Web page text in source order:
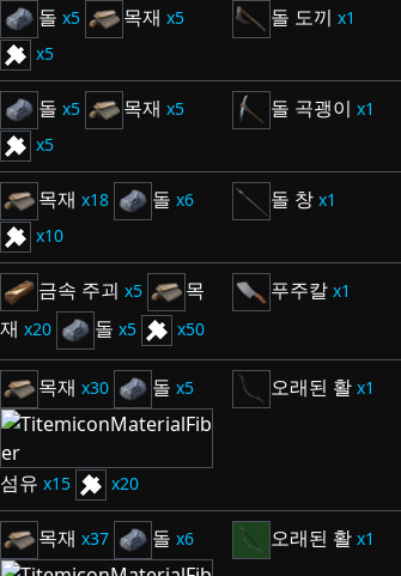
돌 5 목재
5
5
돌 도끼 1
돌 5 목재
5
5
돌 곡괭이 1
목재 18 돌
6
10
돌 창 1
금속 주괴 5
목
재
20 돌 5 50
푸주칼 1
목재 30 돌 5
섬유 15 20
오래된 활 1
목재 37 돌 6 오래된 활 1